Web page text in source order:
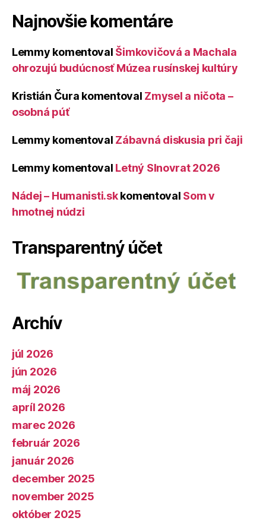
Najnovšie komentáre
Lemmy komentoval Šimkovičová a Machala
ohrozujú budúcnosť Múzea rusínskej kultúry
Kristián Čura komentoval Zmysel a ničota –
osobná púť
Lemmy komentoval Zábavná diskusia pri čaji
Lemmy komentoval Letný Slnovrat 2026
Nádej – Humanisti.skkomentoval Som v
hmotnej núdzi
Transparentný účet
Archív
júl 2026
jún 2026
máj 2026
apríl 2026
marec 2026
február 2026
január 2026
december 2025
november 2025
október 2025